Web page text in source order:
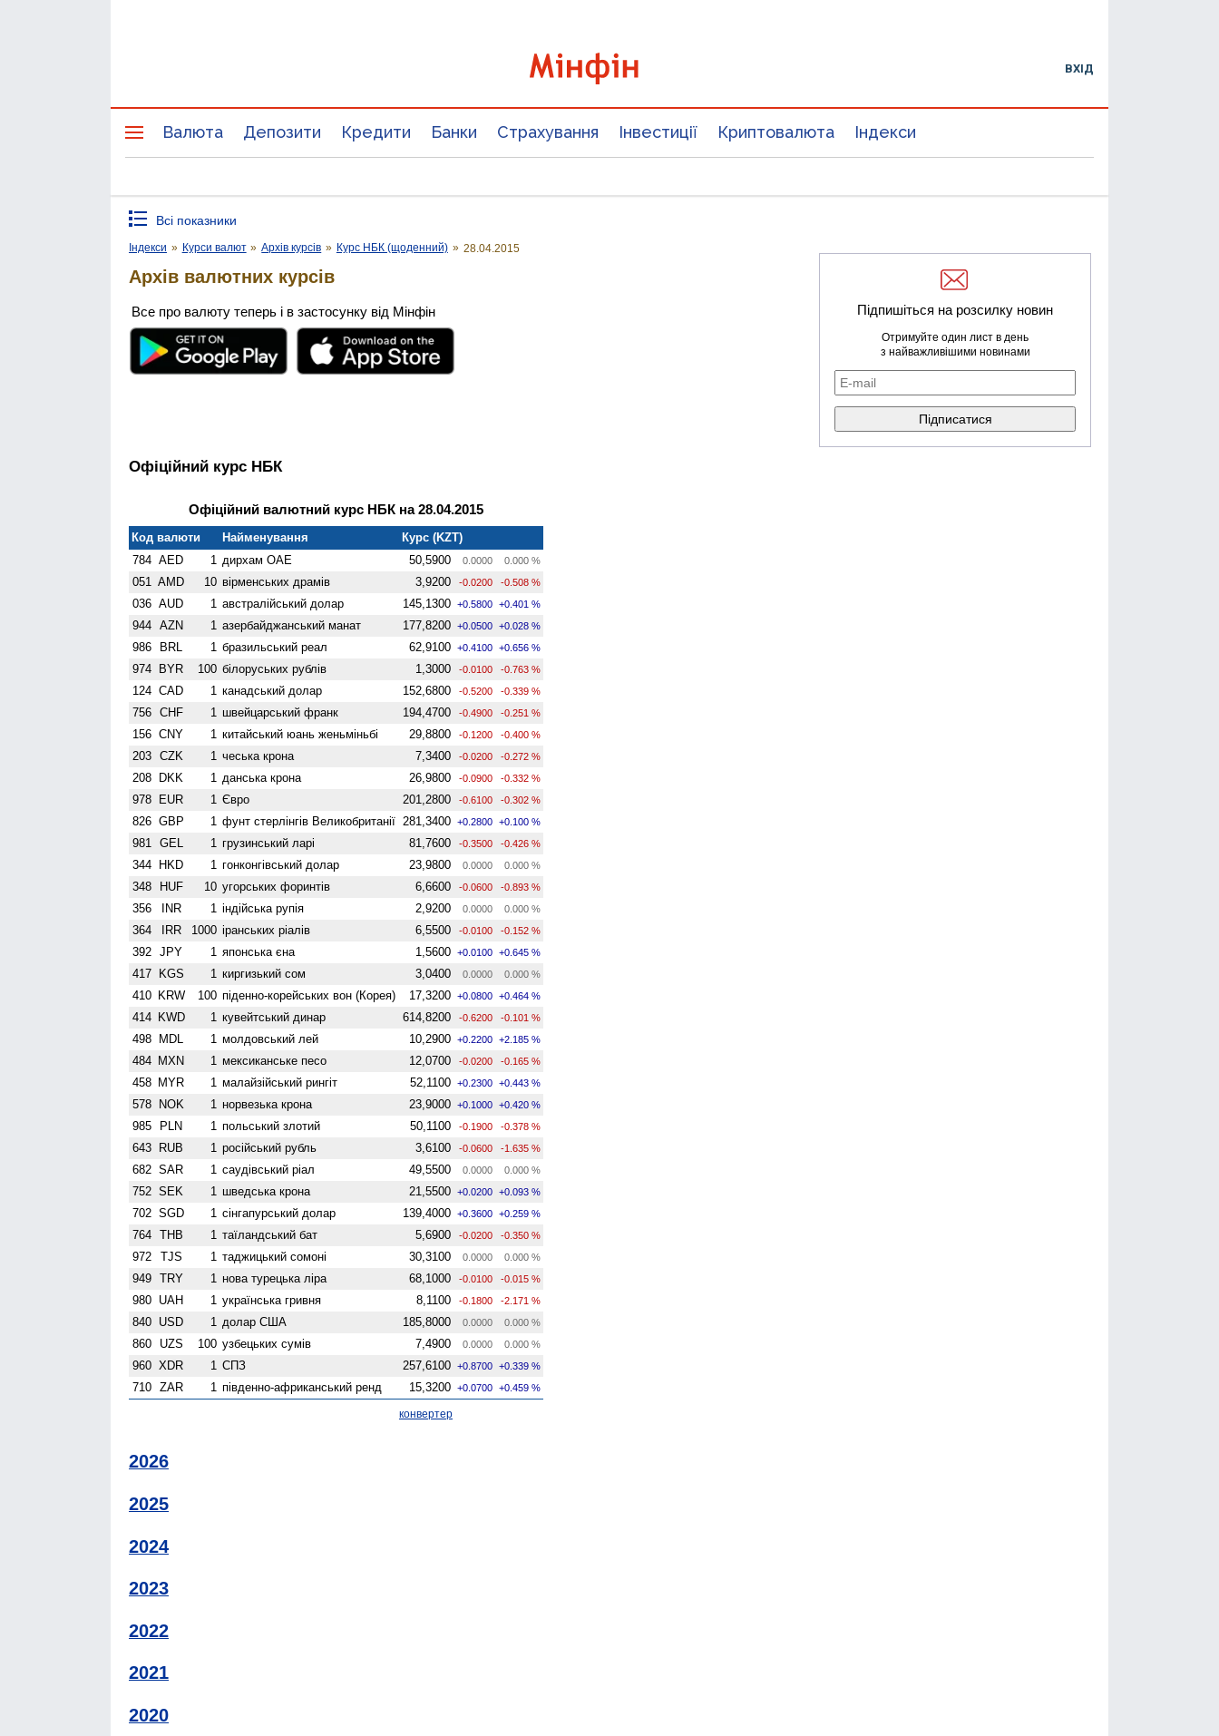
ВХІД
Валюта Депозити Кредити Банки Страхування Інвестиції Криптовалюта Індекси
Всі показники
Індекси » Курси валют » Архів курсів » Курс НБК (щоденний) » 28.04.2015
Архів валютних курсів
Все про валюту теперь і в застосунку від Мінфін
Офіційний курс НБК
Офіційний валютний курс НБК на 28.04.2015
Код валюти Найменування
Курс (KZT)
784 AED 1 дирхам ОАЕ 50,5900 0.0000 0.000 %
051 AMD 10 вiрменських драмів 3,9200 -0.0200 -0.508 %
036 AUD 1 австралійський долар 145,1300 +0.5800 +0.401 %
944 AZN 1 азербайджанський манат 177,8200 +0.0500 +0.028 %
986 BRL 1 бразильський реал 62,9100 +0.4100 +0.656 %
974 BYR 100 білоруських рублів 1,3000 -0.0100 -0.763 %
124 CAD 1 канадський долар 152,6800 -0.5200 -0.339 %
756 CHF 1 швейцарський франк 194,4700 -0.4900 -0.251 %
156 CNY 1 китайський юань женьмiньбi 29,8800 -0.1200 -0.400 %
203 CZK 1 чеська крона 7,3400 -0.0200 -0.272 %
208 DKK 1 данська крона 26,9800 -0.0900 -0.332 %
978 EUR 1 Євро 201,2800 -0.6100 -0.302 %
826 GBP 1 фунт стерлінгів Велико­британії 281,3400 +0.2800 +0.100 %
981 GEL 1 грузинський ларі 81,7600 -0.3500 -0.426 %
344 HKD 1 гонконгівський долар 23,9800 0.0000 0.000 %
348 HUF 10 угорських форинтів 6,6600 -0.0600 -0.893 %
356 INR 1 індійська рупія 2,9200 0.0000 0.000 %
364 IRR 1000 іранських ріалів 6,5500 -0.0100 -0.152 %
392 JPY 1 японська єна 1,5600 +0.0100 +0.645 %
417 KGS 1 киргизький сом 3,0400 0.0000 0.000 %
410 KRW 100 піденно-корейських вон (Корея) 17,3200 +0.0800 +0.464 %
414 KWD 1 кувейтський динар 614,8200 -0.6200 -0.101 %
498 MDL 1 молдовський лей 10,2900 +0.2200 +2.185 %
484 MXN 1 мексиканське песо 12,0700 -0.0200 -0.165 %
458 MYR 1 малайзійський рингіт 52,1100 +0.2300 +0.443 %
578 NOK 1 норвезька крона 23,9000 +0.1000 +0.420 %
985 PLN 1 польський злотий 50,1100 -0.1900 -0.378 %
643 RUB 1 російський рубль 3,6100 -0.0600 -1.635 %
682 SAR 1 саудівський ріал 49,5500 0.0000 0.000 %
752 SEK 1 шведська крона 21,5500 +0.0200 +0.093 %
702 SGD 1 сінгапурський долар 139,4000 +0.3600 +0.259 %
764 THB 1 таїландський бат 5,6900 -0.0200 -0.350 %
972 TJS 1 таджицький сомоні 30,3100 0.0000 0.000 %
949 TRY 1 нова турецька ліра 68,1000 -0.0100 -0.015 %
980 UAH 1 українська гривня 8,1100 -0.1800 -2.171 %
840 USD 1 долар США 185,8000 0.0000 0.000 %
860 UZS 100 узбецьких сумів 7,4900 0.0000 0.000 %
960 XDR 1 СПЗ 257,6100 +0.8700 +0.339 %
710 ZAR 1 південно-африканський ренд 15,3200 +0.0700 +0.459 %
конвертер
2026
2025
2024
2023
2022
2021
2020
Підпишіться на розсилку новин
Отримуйте один лист в день
з найважливішими новинами